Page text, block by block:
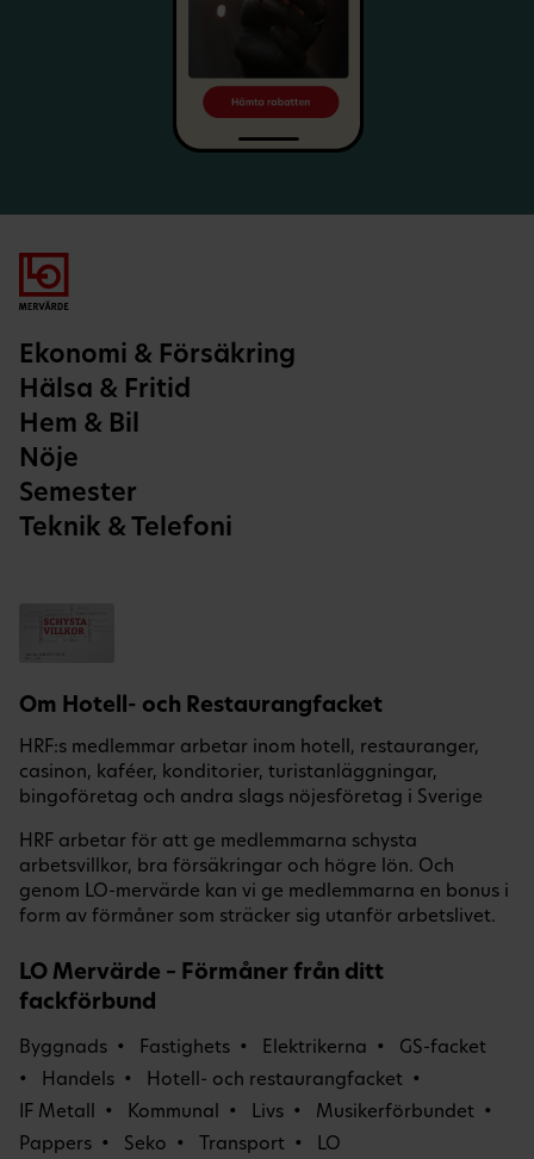
Ekonomi & Försäkring
Hälsa & Fritid
Hem & Bil
Nöje
Semester
Teknik & Telefoni
Om Hotell- och Restaurangfacket
HRF:s medlemmar arbetar inom hotell, restauranger,
casinon, kaféer, konditorier, turistanläggningar,
bingoföretag och andra slags nöjesföretag i Sverige
HRF arbetar för att ge medlemmarna schysta
arbetsvillkor, bra försäkringar och högre lön. Och
genom LO-mervärde kan vi ge medlemmarna en bonus i
form av förmåner som sträcker sig utanför arbetslivet.
LO Mervärde – Förmåner från ditt
fackförbund
Byggnads Fastighets Elektrikerna
GS-facket
Handels
Hotell- och restaurangfacket
IF Metall
Kommunal Livs
Musikerförbundet
Pappers
Seko Transport LO